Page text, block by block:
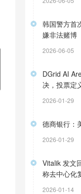
韩国警方首
嫌非法赌博
2026-06-05
DGrid AI
决，投票定
2026-01-29
德商银行：
2026-01-29
Vitalik 发文
称去中心化
2026-01-14